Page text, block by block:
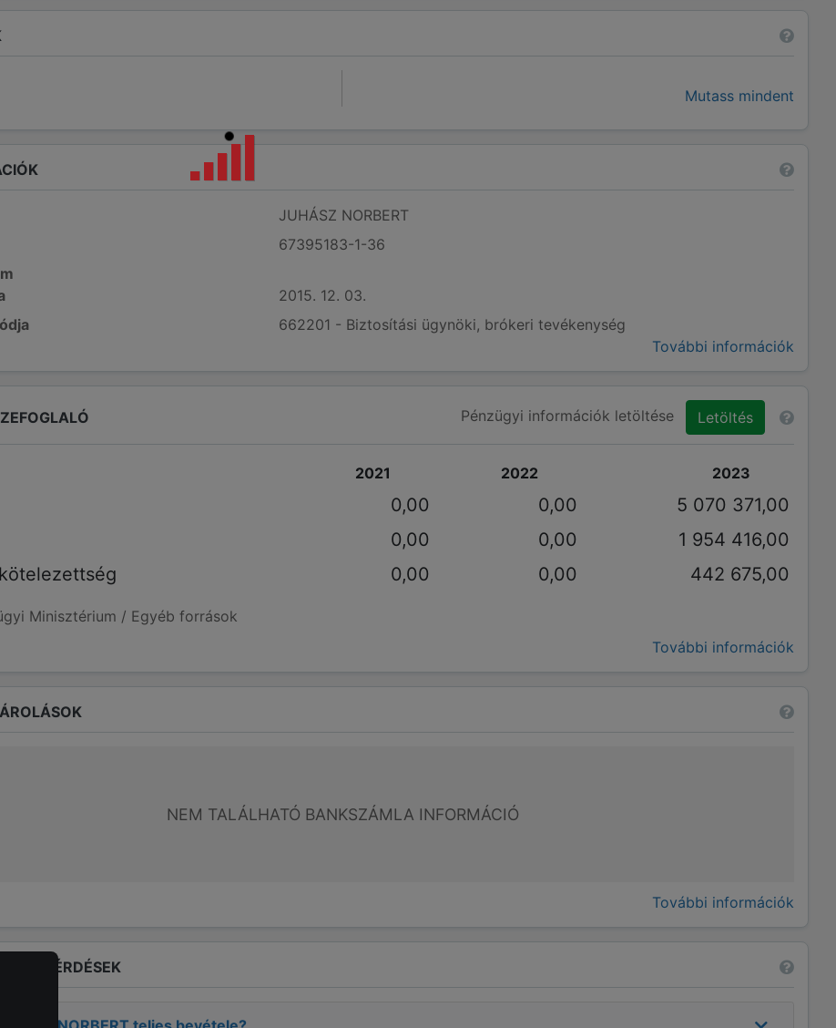
Mutass mindent
JUHÁSZ NORBERT
67395183-1-36
2015. 12. 03.
662201 - Biztosítási ügynöki, brókeri tevékenység
További információk
Pénzügyi információk letöltése Letöltés
2021 2022 2023
0,00 0,00
5 070 371,00
0,00 0,00
1 954 416,00
0,00 0,00 442 675,00
Minisztérium / Egyéb források
További információk
NEM TALÁLHATÓ BANKSZÁMLA INFORMÁCIÓ
További információk
KÉRDÉSEK